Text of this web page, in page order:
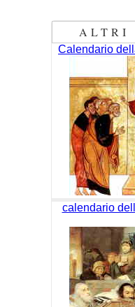
ALTRI
Calendario
calendario